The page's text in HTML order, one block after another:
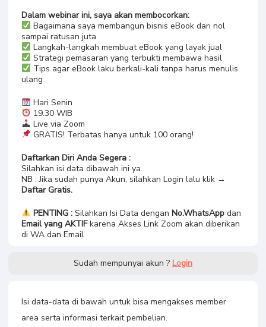
Dalam webinar ini, saya akan membocorkan:
Bagaimana saya membangun bisnis eBook dari nol
sampai ratusan juta
Langkah-langkah membuat eBook yang layak jual
Strategi pemasaran yang terbukti membawa hasil
Tips agar eBook laku berkali-kali tanpa harus menulis
ulang
Hari Senin
19.30 WIB
Live via Zoom
GRATIS! Terbatas hanya untuk 100 orang!
Daftarkan Diri Anda Segera :
Silahkan isi data dibawah ini ya.
NB : Jika sudah punya Akun, silahkan Login lalu klik →
Daftar Gratis.
PENTING :Silahkan Isi Data dengan No.WhatsAppdan
Email yang AKTIFkarena Akses Link Zoom akan diberikan
di WA dan Email
Sudah mempunyai akun ? Login
Isi data-data di bawah untuk bisa mengakses member
area serta informasi terkait pembelian.